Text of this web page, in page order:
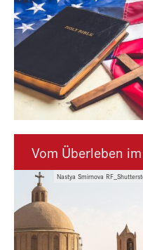
Nastya Smirnova
Vom Überleben